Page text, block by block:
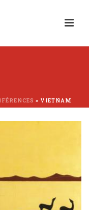
» VIETNAM